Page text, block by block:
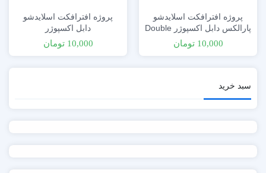
پروژه افترافکت اسلایدشو
پارالکس دابل اکسپوژر Double
Exposure Parallax
Slideshow
10,000 تومان
پروژه افترافکت اسلایدشو
دابل اکسپوژر
10,000 تومان
سبد خرید